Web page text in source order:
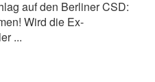
auf den Berliner CSD:
Wird die Ex-
...